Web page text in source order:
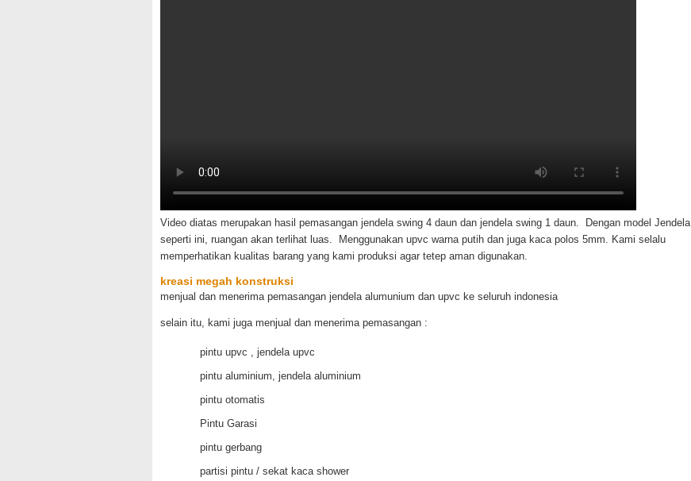
Video diatas merupakan hasil pemasangan jendela swing 4 daun dan jendela swing 1 daun. Dengan model Jendela
seperti ini, ruangan akan terlihat luas. Menggunakan upvc warna putih dan juga kaca polos 5mm. Kami selalu
memperhatikan kualitas barang yang kami produksi agar tetep aman digunakan.
kreasi megah konstruksi
menjual dan menerima pemasangan jendela alumunium dan upvc ke seluruh indonesia
selain itu, kami juga menjual dan menerima pemasangan :
pintu upvc , jendela upvc
pintu aluminium, jendela aluminium
pintu otomatis
Pintu Garasi
pintu gerbang
partisi pintu / sekat kaca shower